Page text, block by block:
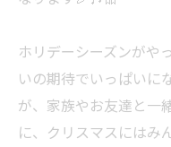
ホリデーシーズンがや
いの期待でいっぱいに
が、家族やお友達と一
に、クリスマスにはみ